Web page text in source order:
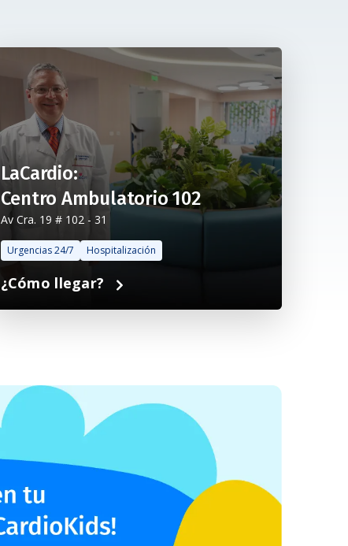
LaCardio:
Centro Ambulatorio 102
Av Cra. 19 # 102 - 31
Urgencias 24/7 Hospitalización
¿Cómo llegar?